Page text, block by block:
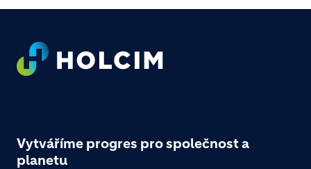
Footer
Vytváříme progres pro společnost a
planetu